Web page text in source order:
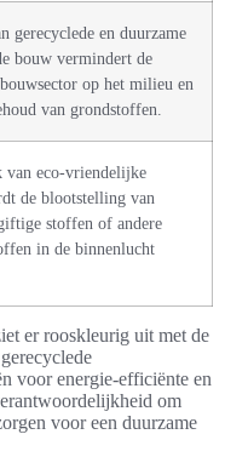
gerecyclede en duurzame
bouw vermindert de
op het milieu en
van grondstoffen.
eco-vriendelijke
de blootstelling van
stoffen of andere
in de binnenlucht
er rooskleurig uit met de
voor energie-efficiënte en
om
voor een duurzame